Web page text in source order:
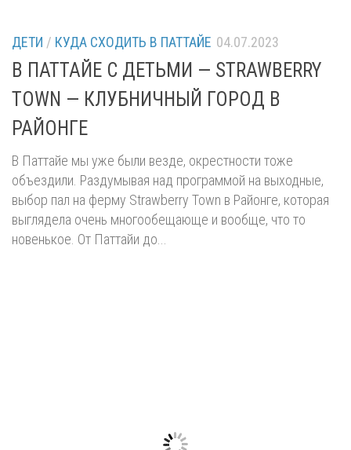
ДЕТИ / КУДА СХОДИТЬ В ПАТТАЙЕ 04.07.2023
В ПАТТАЙЕ С ДЕТЬМИ — STRAWBERRY
TOWN — КЛУБНИЧНЫЙ ГОРОД В
РАЙОНГЕ
В Паттайе мы уже были везде, окрестности тоже
объездили. Раздумывая над программой на выходные,
выбор пал на ферму Strawberry Town в Районге, которая
выглядела очень многообещающе и вообще, что то
новенькое. От Паттайи до...